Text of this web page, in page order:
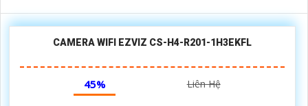
CAMERA WIFI EZVIZ CS-H4-R201-1H3EKFL
45% Liên Hệ